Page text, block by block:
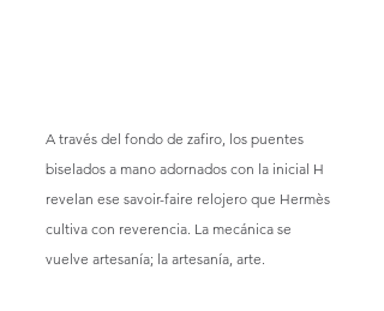
A través del fondo de zafiro, los puentes
biselados a mano adornados con la inicial H
revelan ese savoir-faire relojero que Hermès
cultiva con reverencia. La mecánica se
vuelve artesanía; la artesanía, arte.